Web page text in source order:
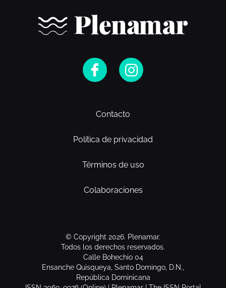
Contacto
Política de privacidad
Términos de uso
Colaboraciones
© Copyright 2026. Plenamar.
Todos los derechos reservados.
Calle Bohechio 04
Ensanche Quisqueya, Santo Domingo, D.N.,
República Dominicana